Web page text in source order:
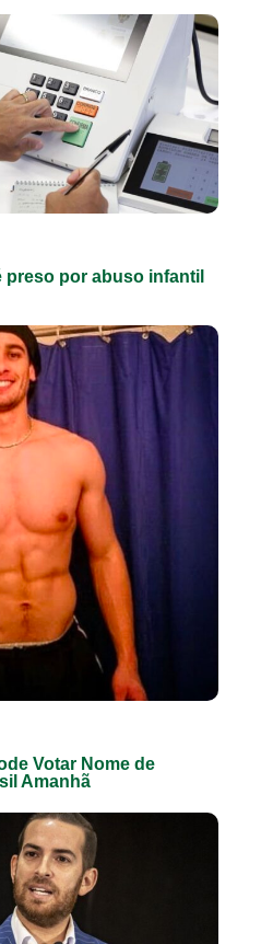
preso por abuso infantil
Votar Nome de
Amanhã